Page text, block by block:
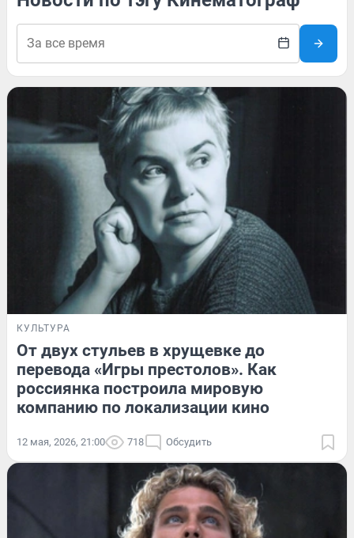
КУЛЬТУРА
От двух стульев в хрущевке до
перевода «Игры престолов». Как
россиянка построила мировую
компанию по локализации кино
12 мая, 2026, 21:00 718 Обсудить